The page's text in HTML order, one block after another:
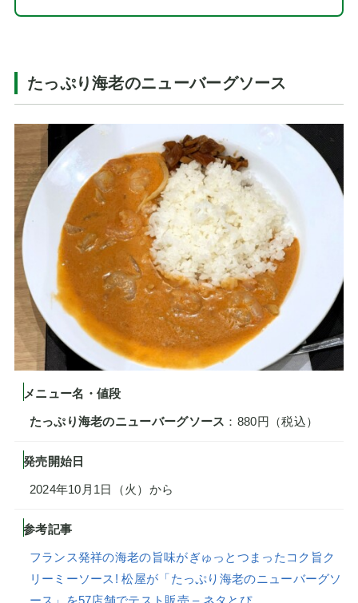
たっぷり海老のニューバーグソース
メニュー名・値段
たっぷり海老のニューバーグソース ：880円（税込）
発売開始日
2024年10月1日（火）から
参考記事
フランス発祥の海老の旨味がぎゅっとつまったコク旨ク
リーミーソース! 松屋が「たっぷり海老のニューバーグソ
ース」を57店舗でテスト販売 – ネタとぴ